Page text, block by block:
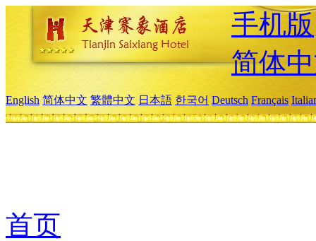
手机版
简体
English 简体中文 繁體中文 日本語 한국어 Deutsch Français
首页